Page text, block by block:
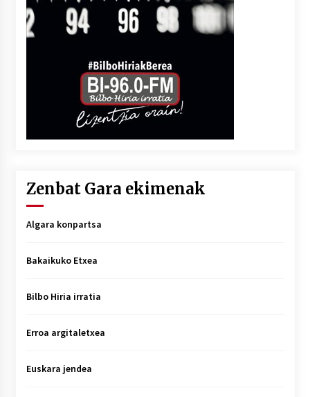
Zenbat Gara ekimenak
Algara konpartsa
Bakaikuko Etxea
Bilbo Hiria irratia
Erroa argitaletxea
Euskara jendea